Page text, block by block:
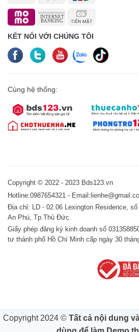
KẾT NỐI VỚI CHÚNG TÔI
Cùng hệ thống:
Copyright © 2022 - 2023 Bds123.vn
Hotline:0987654321 -
Địa chỉ: LD - 02.06 Lexington Residence,
An Phú, Tp.Thủ Đức.
Giấy phép đăng ký kinh doanh số
tư thành phố Hồ Chí Minh cấp ngày 30
Copyright 2024 © Tất cả nội dung